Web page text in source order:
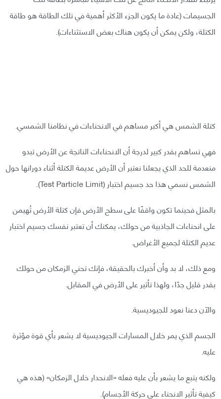
الجسيمات (عادة ما يكون الجزء الأكثر أهمية في تلك الطاقة هو طاقة
الكتلة، ولكن يمكن أن يكون هناك بعض الاستثناءات).
كتلة الشمس هي أكبر مساهم في الانحناءات في نظامنا الشمسي.
فهي تساهم بقدر كبير لدرجة أن الانحناءات الناتجة عن الأرض تبدو
منعدمة للحد الذي يجعلنا نعتبر أن الأرض عديمة الكتلة أثناء دورانها حول
الشمس نسمي هذا حد جسيم اختبار (Test Particle Limit).
بالمثل فحينما تكون واقفًا على سطح الأرض فإن كتلة الأرض تُهيمن
على انحناءات الجاذبية من حولك، يمكنك أن تعتبر نفسك جسيم اختبار
عديم الكتلة لجميع الأغراض.
ومع ذلك، لا بد وأن أخبرك بالحقيقة، فإنك تحني الزمكان من حولك
بقدر قليل جدًا، ولهذا تأثير على الأرض في المقابل.
والآن دعنا نعود للجيوديسية.
الجسم الذي يمر خلال المسارات الجيوديسية لا يشعر بأي قوة مؤثرة
عليه.
ولكنه يتبع ما يشعر بأن عليه فعله «الانحدار خلال الزمكان» (هذه هي
كيفية تأثير الانحناء على حركة الأجسام).